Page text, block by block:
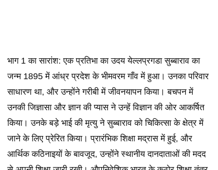
भाग 1 का सारांश: एक प्रतिभा का उदय येल्लप्रगडा सुब्बाराव का
जन्म 1895 में आंध्र प्रदेश के भीमवरम गाँव में हुआ। उनका परिवार
साधारण था, और उन्होंने गरीबी में जीवनयापन किया। बचपन में
उनकी जिज्ञासा और ज्ञान की प्यास ने उन्हें विज्ञान की ओर आकर्षित
किया। उनके बड़े भाई की मृत्यु ने सुब्बाराव को चिकित्सा के क्षेत्र में
जाने के लिए प्रेरित किया। प्रारंभिक शिक्षा मद्रास में हुई, और
आर्थिक कठिनाइयों के बावजूद, उन्होंने स्थानीय दानदाताओं की मदद